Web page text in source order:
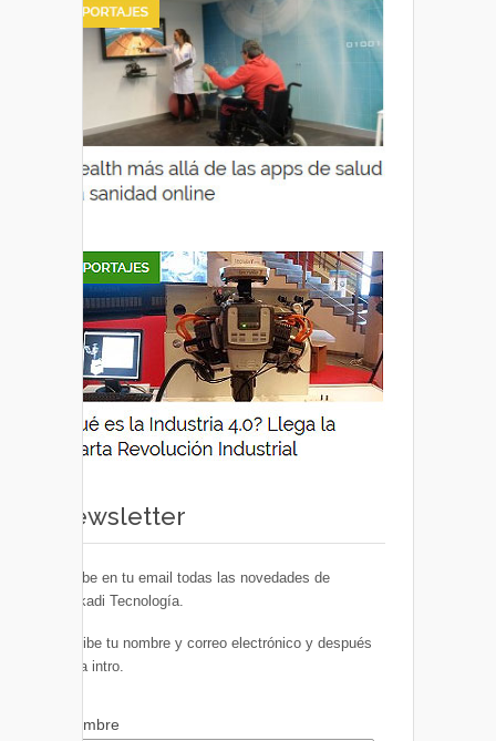
Newsletter
Recibe en tu email todas las novedades de
Euskadi Tecnología.
Escribe tu nombre y correo electrónico y después
pulsa intro.
Nombre